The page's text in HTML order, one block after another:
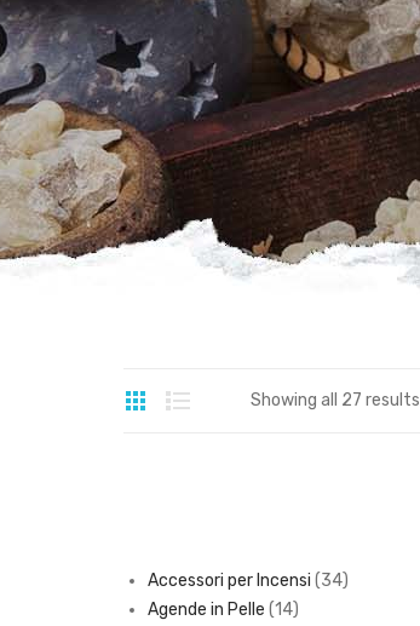
Showing all 27 results
Accessori per Incensi 3434
Agende in Pelle 1414